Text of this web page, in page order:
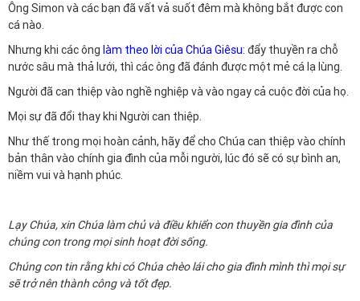
Ông Simon và các bạn đã vất vả suốt đêm mà không bắt được con
cá nào.
Nhưng khi các ông làm theo lời của Chúa Giêsu: đẩy thuyền ra chỗ
nước sâu mà thả lưới, thì các ông đã đánh được một mẻ cá lạ lùng.
Người đã can thiệp vào nghề nghiệp và vào ngay cả cuộc đời của họ.
Mọi sự đã đổi thay khi Người can thiệp.
Như thế trong mọi hoàn cảnh, hãy để cho Chúa can thiệp vào chính
bản thân vào chính gia đình của mỗi người, lúc đó sẽ có sự bình an,
niềm vui và hạnh phúc.
Lạy Chúa, xin Chúa làm chủ và điều khiển con thuyền gia đình của
chúng con trong mọi sinh hoạt đời sống.
Chúng con tin rằng khi có Chúa chèo lái cho gia đình mình thì mọi sự
sẽ trở nên thành công và tốt đẹp.